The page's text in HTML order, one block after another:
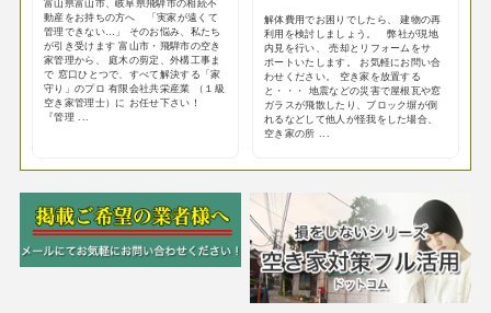
富山県富山市、岐阜県飛騨市の相続不
動産をお持ちの方へ 「実家が遠くて
管理できない…」 そのお悩み、私たち
が引き受けます 富山市・飛騨市の空き
家管理から、 庭木の剪定、外構工事ま
で 窓口ひとつで、すべて解決する「家
守り」のプロ 有限会社共栄産業 （１級
空き家管理士）に お任せ下さい！
『管理 ...
解体費用でお困りでしたら、 建物の再
利用を検討しましょう。 弊社が現地
内見を行い、 売却とリフォームをサ
ポートいたします。 お気軽にお問い合
わせください。 空き家を放置する
と・・・ 地震などの災害で屋根瓦や窓
ガラスが飛散したり、ブロック塀が倒
れるなどして他人が怪我をした場合、
空き家の所 ...